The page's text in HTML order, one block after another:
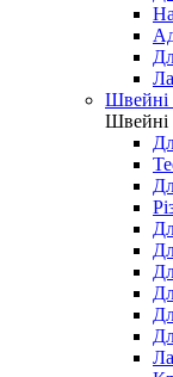
Швейні
Швейні